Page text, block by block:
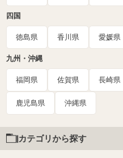
四国
徳島県 香川県 愛媛県
九州・沖縄
福岡県 佐賀県 長崎県
鹿児島県 沖縄県
カテゴリから探す